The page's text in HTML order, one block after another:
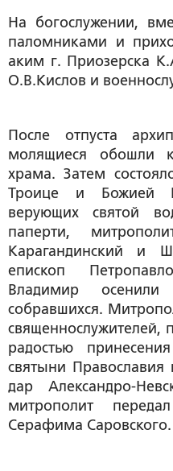
На богослужении,
паломниками и
аким г. Приозерска
О.В.Кислов и
После отпуста
молящиеся обошли
храма. Затем
Троице и Божией
верующих святой
паперти,
Карагандинский и
епископ
Владимир
собравшихся.
священнослужителей,
радостью
святыни
дар Александро-
митрополит
Серафима Саровского.